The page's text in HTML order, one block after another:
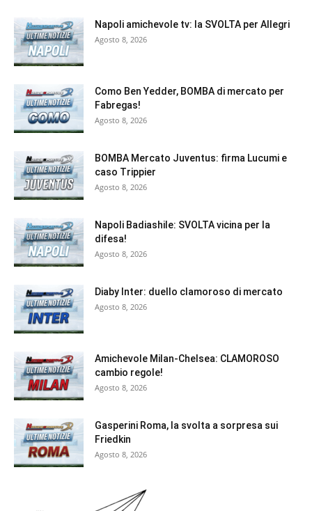
Napoli amichevole tv: la SVOLTA per Allegri
Agosto 8, 2026
Como Ben Yedder, BOMBA di mercato per
Fabregas!
Agosto 8, 2026
BOMBA Mercato Juventus: firma Lucumi e
caso Trippier
Agosto 8, 2026
Napoli Badiashile: SVOLTA vicina per la
difesa!
Agosto 8, 2026
Diaby Inter: duello clamoroso di mercato
Agosto 8, 2026
Amichevole Milan-Chelsea: CLAMOROSO
cambio regole!
Agosto 8, 2026
Gasperini Roma, la svolta a sorpresa sui
Friedkin
Agosto 8, 2026